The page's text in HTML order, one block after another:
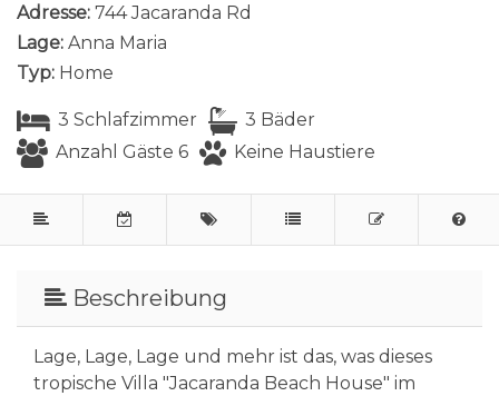
Adresse: 744 Jacaranda Rd
Lage: Anna Maria
Typ: Home
3 Schlafzimmer
3 Bäder
Anzahl Gäste 6
Keine Haustiere
Beschreibung
Lage, Lage, Lage und mehr ist das, was dieses
tropische Villa "Jacaranda Beach House" im